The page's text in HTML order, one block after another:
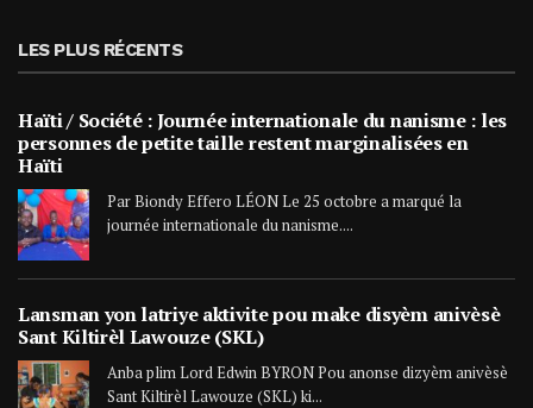
LES PLUS RÉCENTS
Haïti / Société : Journée internationale du nanisme : les
personnes de petite taille restent marginalisées en
Haïti
Par Biondy Effero LÉON Le 25 octobre a marqué la
journée internationale du nanisme....
Lansman yon latriye aktivite pou make disyèm anivèsè
Sant Kiltirèl Lawouze (SKL)
Anba plim Lord Edwin BYRON Pou anonse dizyèm anivèsè
Sant Kiltirèl Lawouze (SKL) ki...